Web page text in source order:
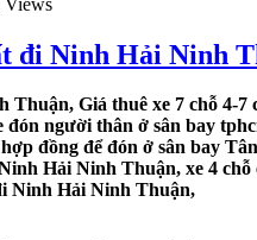
đi Ninh Hải Ninh
Giá thuê xe 7 chỗ
người thân ở sân bay
đồng để đón ở sân bay
Hải Ninh Thuận, xe 4
Ninh Hải Ninh Thuận,